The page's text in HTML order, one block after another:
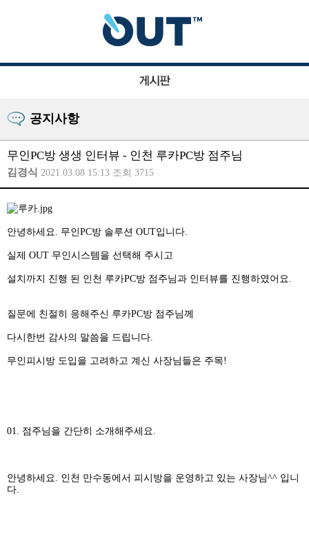
공지사항
무인PC방 생생 인터뷰 - 인천 루카PC방 점주님
김경식 2021.03.08 15:13 조회 3715
안녕하세요. 무인PC방 솔루션 OUT입니다.
실제 OUT 무인시스템을 선택해 주시고
설치까지 진행 된 인천 루카PC방 점주님과 인터뷰를 진행하였어요.
질문에 친절히 응해주신 루카PC방 점주님께
다시한번 감사의 말씀을 드립니다.
무인피시방 도입을 고려하고 계신 사장님들은 주목!
01. 점주님을 간단히 소개해주세요.
안녕하세요. 인천 만수동에서 피시방을 운영하고 있는 사장님^^ 입니
다.